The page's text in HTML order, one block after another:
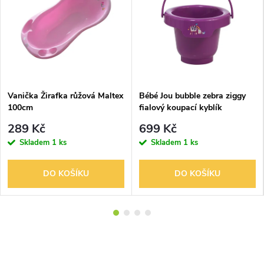
Vanička Žirafka růžová Maltex
100cm
289 Kč
Skladem 1 ks
DO KOŠÍKU
Bébé Jou bubble zebra ziggy
fialový koupací kyblík
699 Kč
Skladem 1 ks
DO KOŠÍKU